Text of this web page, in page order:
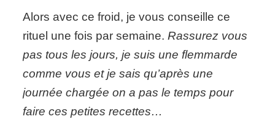
Alors avec ce froid, je vous conseille ce
rituel une fois par semaine.Rassurez vous
pas tous les jours, je suis une flemmarde
comme vous et je sais qu’après une
journée chargée on a pas le temps pour
faire ces petites recettes…